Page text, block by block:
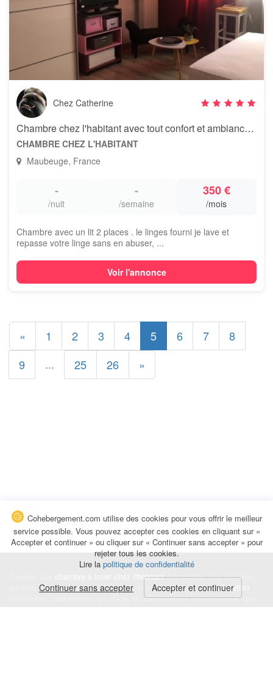
Chez Catherine
Chambre chez l'habitant avec tout confort et ambiance chalereuse
CHAMBRE CHEZ L'HABITANT
Maubeuge, France
-
/nuit
-
/semaine
350 €
/mois
Chambre avec un lit 2 places . le linges fourni je lave et
repasse votre linge sans en abuser, ...
Voir l'annonce
« 1 2 3 4 5 6 7
8
9
... 25 26 »
chambre à louer chez l'habitantà la nuitée, à la semaine,
au mois ou à l'année pour de courts et longs séjours, unecolocation
temporaire : des études, un stage, un déplacement professionnel, une
Cohebergement.com utilise des cookies pour vous offrir le meilleur
service possible. Vous pouvez accepter ces cookies en cliquant sur «
Accepter et continuer » ou cliquer sur « Continuer sans accepter » pour
rejeter tous les cookies.
Lire la politique de confidentialité
Continuer sans accepter Accepter et continuer